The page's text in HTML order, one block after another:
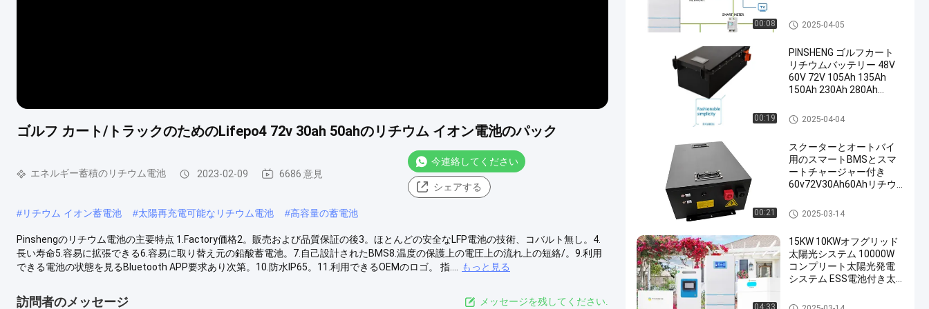
ゴルフ カート/トラックのためのLifepo4 72v 30ah 50ahのリチウム イオン電池のパック
エネルギー蓄積のリチウム電池 2023-02-09 6686 意見
今連絡してください
シェアする
#リチウム イオン蓄電池 #太陽再充電可能なリチウム電池 #高容量の蓄電池
Pinshengのリチウム電池の主要特点 1.Factory価格2。販売および品質保証の後3。ほとんどの安全なLFP電池の技術、コバルト無し。4.
長い寿命5.容易に拡張できる6.容易に取り替え元の鉛酸蓄電池。7.自己設計されたBMS8.温度の保護上の電圧上の流れ上の短絡/。9.利用
できる電池の状態を見るBluetooth APP要求あり次第。10.防水IP65。11.利用できるOEMのロゴ。 指....
もっと見る
訪問者のメッセージ メッセージを残してください.
00:08 太陽エネルギーシステム
2025-04-05
00:19
PINSHENG ゴルフカート
リチウムバッテリー 48V
60V 72V 105Ah 135Ah
150Ah 230Ah 280Ah
ッテリーパック ゴルフカ
ート エビック
車のリチウム イオン電池
2025-04-04
00:21
スクーターとオートバイ
用のスマートBMSとスマ
ートチャージャー付き
60v72V30Ah60Ahリチウ
車のリチウム イオン電池
2025-03-14
04:33
15KW 10KWオフグリッド
太陽光システム 10000W
コンプリート太陽光発電
システム ESS電池付き太
太陽エネルギーシステム